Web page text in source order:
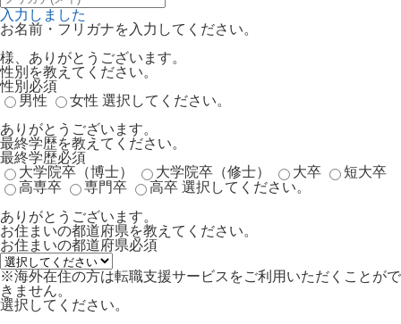
入力しました
お名前・フリガナを入力してください。
様、ありがとうございます。
性別を教えてください。
性別 必須
男性
女性 選択してください。
ありがとうございます。
最終学歴を教えてください。
最終学歴必須
大学院卒（博士）
大学院卒（修士） 大卒
短大卒
高専卒
専門卒 高卒 選択してください。
ありがとうございます。
お住まいの都道府県を教えてください。
お住まいの都道府県必須
※海外在住の方は転職支援サービスをご利用いただくことがで
きません。
選択してください。